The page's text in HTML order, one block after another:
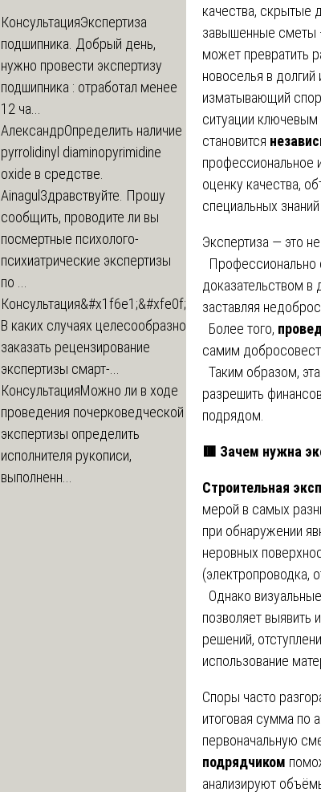
качества, скрытые
завышенные сметы
может превратить
новоселья в долгий
изматывающий
ситуации
становится
профессиональное
оценку качества,
специальных
Экспертиза — это
Профессионально
доказательством в
заставляя
Более того,
самим
Таким образом,
разрешить
подрядом.
🟥 Зачем нужна
Строительная
мерой в самых
при обнаружении
неровных
(электропроводка,
Однако
позволяет выявить
решений,
использование
Споры часто
итоговая сумма по
первоначальную
подрядчиком
анализируют
КонсультацияЭкспертиза
подшипника. Добрый день,
нужно провести экспертизу
подшипника : отработал менее
12 ча...
АлександрОпределить наличие
pyrrolidinyl diaminopyrimidine
oxide в средстве.
Ainagul Здравствуйте. Прошу
сообщить, проводите ли вы
посмертные психолого-
психиатрические экспертизы
по ...
Консультация&#x1f6e1;&#xfe0f;
В каких случаях целесообразно
заказать рецензирование
экспертизы смарт-...
КонсультацияМожно ли в ходе
проведения почерковедческой
экспертизы определить
исполнителя рукописи,
выполненн...